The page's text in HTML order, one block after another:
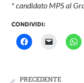
* candidato MPS al
CONDIVIDI:
PRECEDENTE